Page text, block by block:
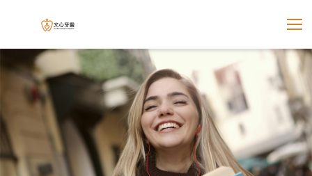
文心牙醫聯合診所
展開